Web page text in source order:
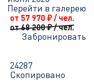
Перейти в галерею
от 57 970 ₽/ чел.
от 68 200₽/ чел.
Забронировать
24287
Скопировано